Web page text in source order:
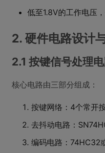
低至1.8V的工作电压
2. 硬件电路设计
2.1 按键信号处理
核心电路由三部分组成：
按键网络：4个常开
去抖动电路：
编码电路：74HC32